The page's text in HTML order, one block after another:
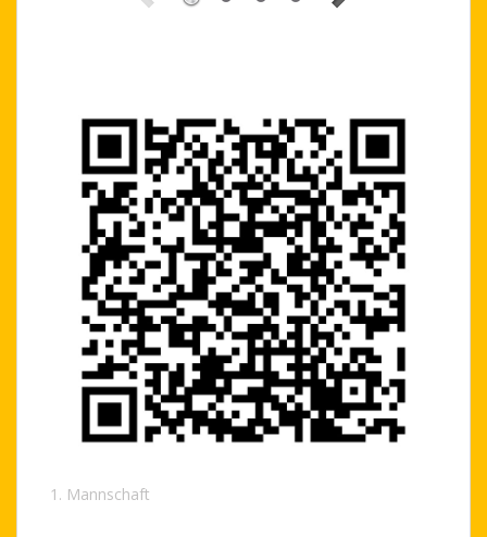
1. Mannschaft